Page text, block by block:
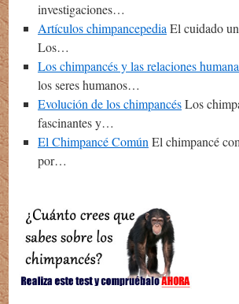
investigaciones…
Artículos chimpancepediaEl cuidado
Los…
Los chimpancés y las relaciones
los seres humanos…
Evolución de los chimpancésLos
fascinantes y…
El Chimpancé ComúnEl chimpancé
por…